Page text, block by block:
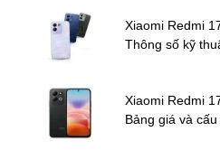
Xiaomi Redmi
Thông số kỹ
Xiaomi Redmi
Bảng giá và